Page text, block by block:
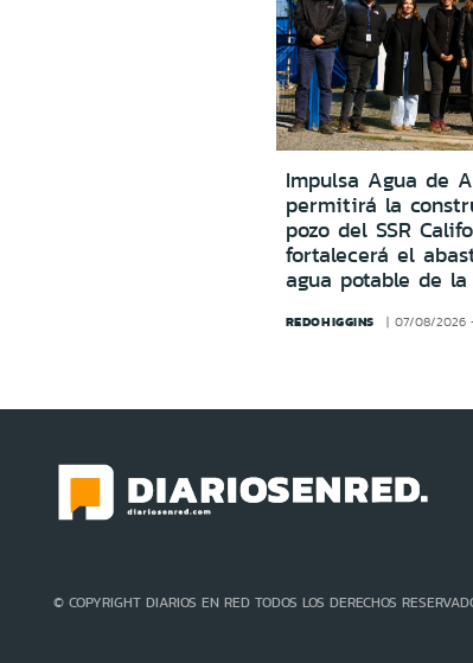
Impulsa Agua de
permitirá la
pozo del SSR
fortalecerá el
agua potable de
REDOHIGGINS 07/08/2026 -
© COPYRIGHT DIARIOS EN RED TODOS LOS DERECHOS